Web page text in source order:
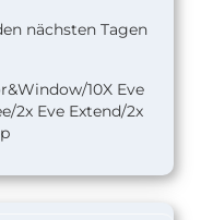
nächsten Tagen
10X Eve
2x Eve Extend/2x